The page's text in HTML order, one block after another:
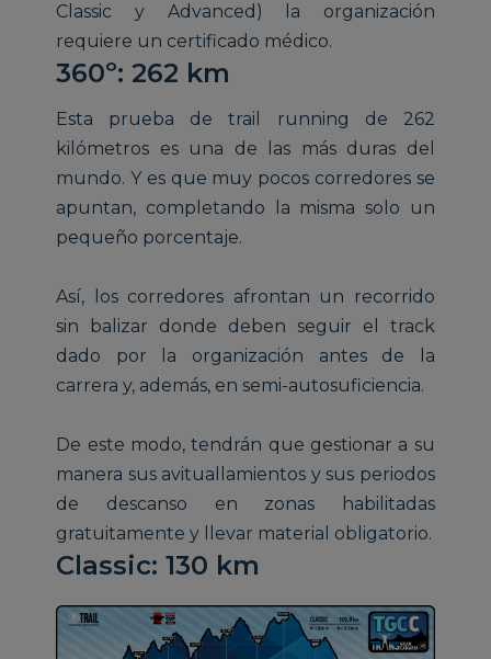
Classic y Advanced) la organización
requiere un certificado médico.
360º: 262 km
Esta prueba de trail running de 262
kilómetros es una de las más duras del
mundo. Y es que muy pocos corredores se
apuntan, completando la misma solo un
pequeño porcentaje.
Así, los corredores afrontan un recorrido
sin balizar donde deben seguir el track
dado por la organización antes de la
carrera y, además, en semi-autosuficiencia.
De este modo, tendrán que gestionar a su
manera sus avituallamientos y sus periodos
de descanso en zonas habilitadas
gratuitamente y llevar material obligatorio.
Classic: 130 km